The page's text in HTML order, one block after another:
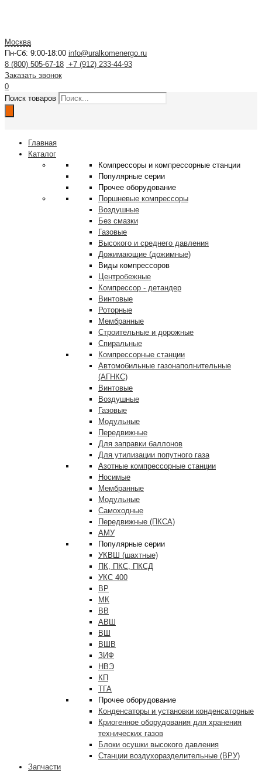
Москва
Пн-Сб: 9:00-18:00 info@uralkomenergo.ru
8 (800) 505-67-18 +7 (912) 233-44-93
Заказать звонок
0
Поиск товаров
Главная
Каталог
Компрессоры и компрессорные станции
Популярные серии
Прочее оборудование
Поршневые компрессоры
Воздушные
Без смазки
Газовые
Высокого и среднего давления
Дожимающие (дожимные)
Виды компрессоров
Центробежные
Компрессор - детандер
Винтовые
Роторные
Мембранные
Строительные и дорожные
Спиральные
Компрессорные станции
Автомобильные газонаполнительные
(АГНКС)
Винтовые
Воздушные
Газовые
Модульные
Передвижные
Для заправки баллонов
Для утилизации попутного газа
Азотные компрессорные станции
Носимые
Мембранные
Модульные
Самоходные
Передвижные (ПКСА)
АМУ
Популярные серии
УКВШ (шахтные)
ПК, ПКС, ПКСД
УКС 400
ВР
МК
ВВ
АВШ
ВШ
ВШВ
ЗИФ
НВЭ
КП
ТГА
Прочее оборудование
Конденсаторы и установки конденсаторные
Криогенное оборудования для хранения
технических газов
Блоки осушки высокого давления
Станции воздухоразделительные (ВРУ)
Запчасти